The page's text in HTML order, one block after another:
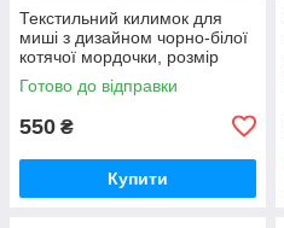
Текстильний килимок для
миші з дизайном чорно-білої
котячої мордочки, розмір
60/30 см
Готово до відправки
550 ₴
Купити